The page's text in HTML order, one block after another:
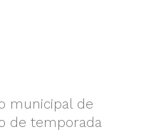
municipal de
de temporada